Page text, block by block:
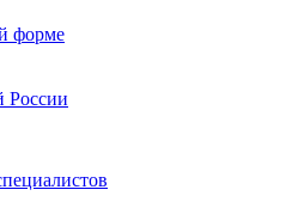
форме
России